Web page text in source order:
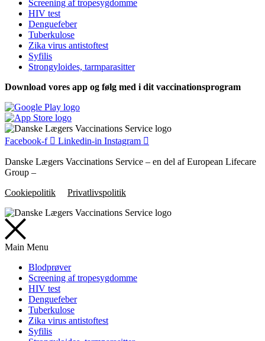
Screening af tropesygdomme
HIV test
Denguefeber
Tuberkulose
Zika virus antistoftest
Syfilis
Strongyloides, tarmparasitter
Download vores app og følg med i dit vaccinationsprogram
Facebook-f Linkedin-in Instagram
Danske Lægers Vaccinations Service – en del af European Lifecare
Group –
Cookiepolitik
Privatlivspolitik
Main Menu
Blodprøver
Screening af tropesygdomme
HIV test
Denguefeber
Tuberkulose
Zika virus antistoftest
Syfilis